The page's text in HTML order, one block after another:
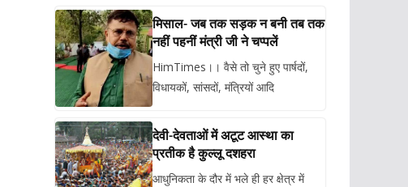
मिसाल- जब तक सड़क न बनी तब तक
नहीं पहनीं मंत्री जी ने चप्पलें
HimTimes।। वैसे तो चुने हुए पार्षदों,
विधायकों, सांसदों, मंत्रियों आदि
देवी-देवताओं में अटूट आस्था का
प्रतीक है कुल्लू दशहरा
आधुनिकता के दौर में भले ही हर क्षेत्र में